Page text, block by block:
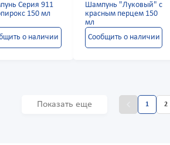
Серия 911
150 мл
о наличии
Шампунь "Луковый" с
красным перцем 150
мл
Сообщить о наличии
Показать еще 1 2